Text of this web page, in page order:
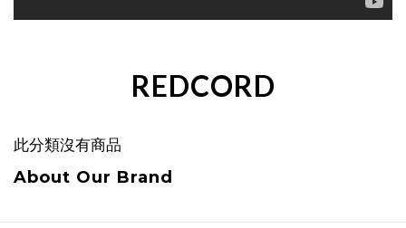
REDCORD
此分類沒有商品
About Our Brand